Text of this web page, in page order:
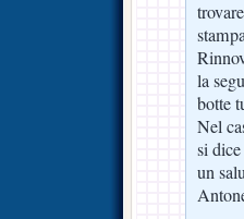
la
botte
Nel
si
un